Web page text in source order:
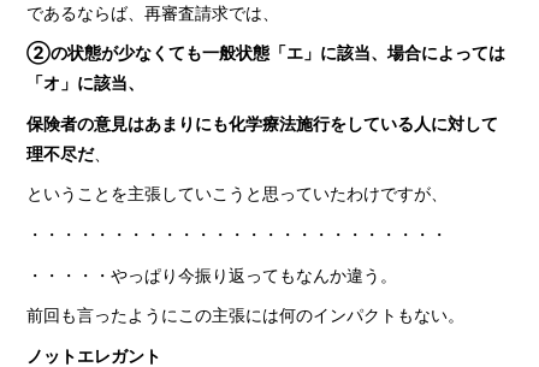
であるならば、再審査請求では、
②の状態が少なくても一般状態「エ」に該当、場合によっては
「オ」に該当、
保険者の意見はあまりにも化学療法施行をしている人に対して
理不尽だ、
ということを主張していこうと思っていたわけですが、
・・・・・・・・・・・・・・・・・・・・・・・・・
・・・・・やっぱり今振り返ってもなんか違う。
前回も言ったようにこの主張には何のインパクトもない。
ノットエレガント